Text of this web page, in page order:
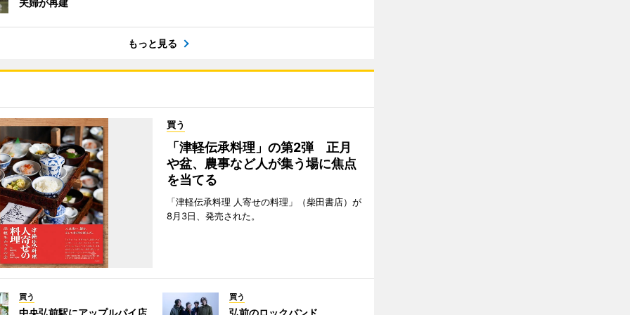
夫婦が再建
もっと見る
買う
「津軽伝承料理」の第2弾 正月
や盆、農事など人が集う場に焦点
を当てる
「津軽伝承料理 人寄せの料理」（柴田書店）が
8月3日、発売された。
買う
中央弘前駅にアップルパイ店
買う
弘前のロックバンド